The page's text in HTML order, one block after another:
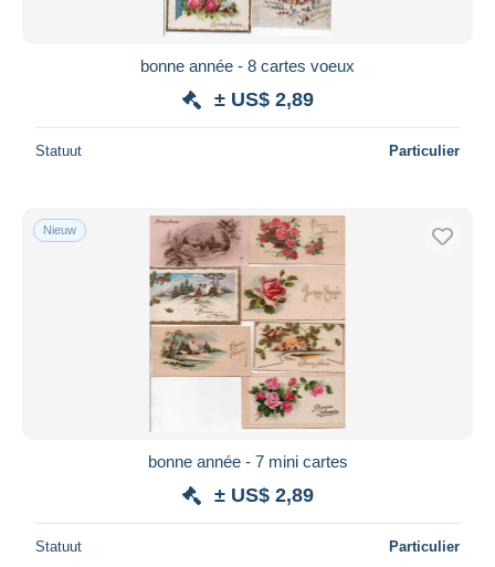
bonne année - 8 cartes voeux
± US$ 2,89
Statuut Particulier
Nieuw
bonne année - 7 mini cartes
± US$ 2,89
Statuut Particulier